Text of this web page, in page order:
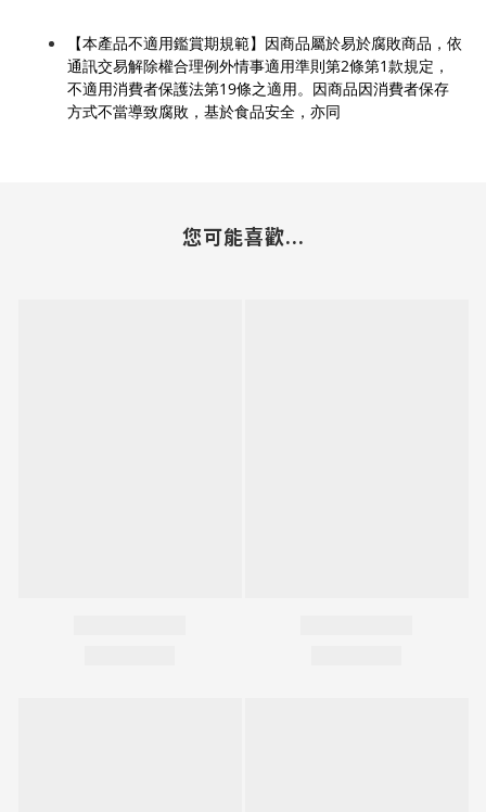
【本產品不適用鑑賞期規範】因商品屬於易於腐敗商品，依
通訊交易解除權合理例外情事適用準則第2條第1款規定，
不適用消費者保護法第19條之適用。因商品因消費者保存
方式不當導致腐敗，基於食品安全，亦同
您可能喜歡...